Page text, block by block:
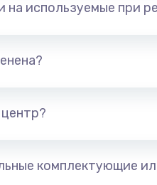
700 руб.
на используемые при
комплектующие